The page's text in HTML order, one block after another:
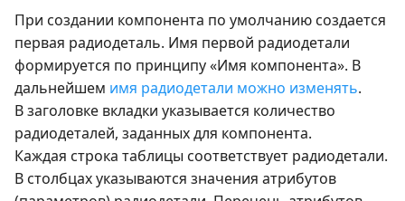
При создании компонента по умолчанию создается
первая радиодеталь. Имя первой радиодетали
формируется по принципу «Имя компонента». В
дальнейшем имя радиодетали можно изменять.
В заголовке вкладки указывается количество
радиодеталей, заданных для компонента.
Каждая строка таблицы соответствует радиодетали.
В столбцах указываются значения атрибутов